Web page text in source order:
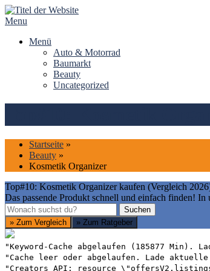
Skip
to
Menu
Menü
Auto & Motorrad
Baumarkt
Beauty
Uncategorized
Startseite »
Beauty »
Kosmetik Organizer
Top#10: Kosmetik Organizer kaufen (Vergleich
Das passende Produkt schnell und einfach finden!
Suchen
Suchen
» Zum Vergleich
» Zum Ratgeber
"Keyword-Cache abgelaufen (185877 Min).
"Cache leer oder abgelaufen. Lade aktuelle
"Creators API: resource